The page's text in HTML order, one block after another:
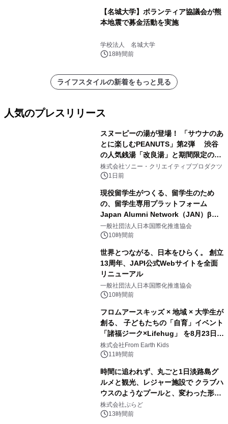
【名城大学】ボランティア協議会が熊
本地震で募金活動を実施
学校法人 名城大学
18時間前
ライフスタイルの新着をもっと見る
人気のプレスリリース
スヌーピーの湯が登場！ 「サウナのあ
とに楽しむPEANUTS」第2弾 渋谷
の人気銭湯「改良湯」と期間限定のコ
ラボレーション サウナイキタイコラ
ボグッズも発売決定！
株式会社ソニー・クリエイティブプロダクツ
1日前
現役留学生がつくる、留学生のため
の、留学生専用プラットフォーム
Japan Alumni Network（JAN）β版
をリリース
一般社団法人日本国際化推進協会
10時間前
世界とつながる、日本をひらく。 創立
13周年、JAPI公式Webサイトを全面
リニューアル
一般社団法人日本国際化推進協会
10時間前
フロムアースキッズ × 地域 × 大学生が
創る、 子どもたちの「自育」イベント
「諸福ジーク×Lifehug」 を8月23日
(日)開催
株式会社From Earth Kids
11時間前
時間に追われず、丸ごと1日淡路島グ
ルメと観光、レジャー施設で クラブハ
ウスのようなプールと、変わった形の
サウナも 「THE BOXY AWAJI」のお
得な素泊まり連泊プランで
株式会社ぷらど
13時間前